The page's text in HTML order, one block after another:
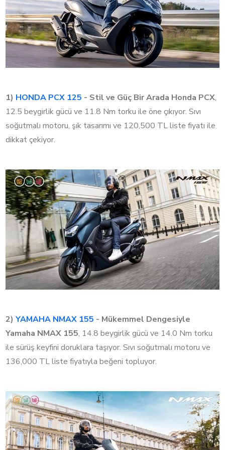
1) HONDA PCX 125 - Stil ve Güç Bir Arada Honda PCX,
12.5 beygirlik gücü ve 11.8 Nm torku ile öne çıkıyor. Sıvı
soğutmalı motoru, şık tasarımı ve 120,500 TL liste fiyatı ile
dikkat çekiyor.
2)YAMAHA NMAX 155 - Mükemmel Dengesiyle
Yamaha NMAX 155, 14.8 beygirlik gücü ve 14.0 Nm torku
ile sürüş keyfini doruklara taşıyor. Sıvı soğutmalı motoru ve
136,000 TL liste fiyatıyla beğeni topluyor.